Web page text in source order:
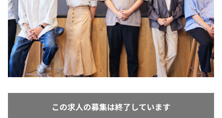
就活成功ガイド
プラン
個人向けプラン
法人向けプラン
学校向けプラン
note
この求人の募集は終了しています